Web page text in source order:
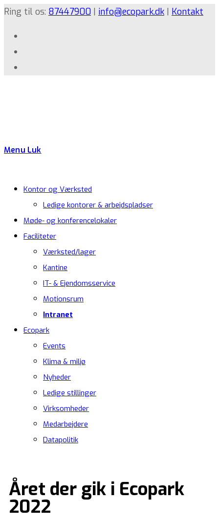
Ring til os: 87447900 | info@ecopark.dk | Kontakt
Menu Luk
Kontor og Værksted
Ledige kontorer & arbejdspladser
Møde- og konferencelokaler
Faciliteter
Værksted/lager
Kantine
IT- & Ejendomsservice
Motionsrum
Intranet
Ecopark
Events
Klima & miljø
Nyheder
Ledige stillinger
Virksomheder
Medarbejdere
Datapolitik
Året der gik i Ecopark
2022